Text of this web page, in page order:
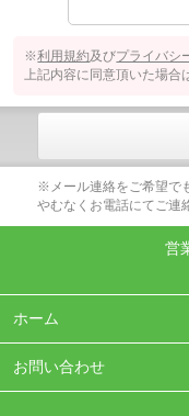
※利用規約及びプライバシ
上記内容に同意頂いた場合
※メール連絡をご希望で
やむなくお電話にてご連
営
ホーム
お問い合わせ